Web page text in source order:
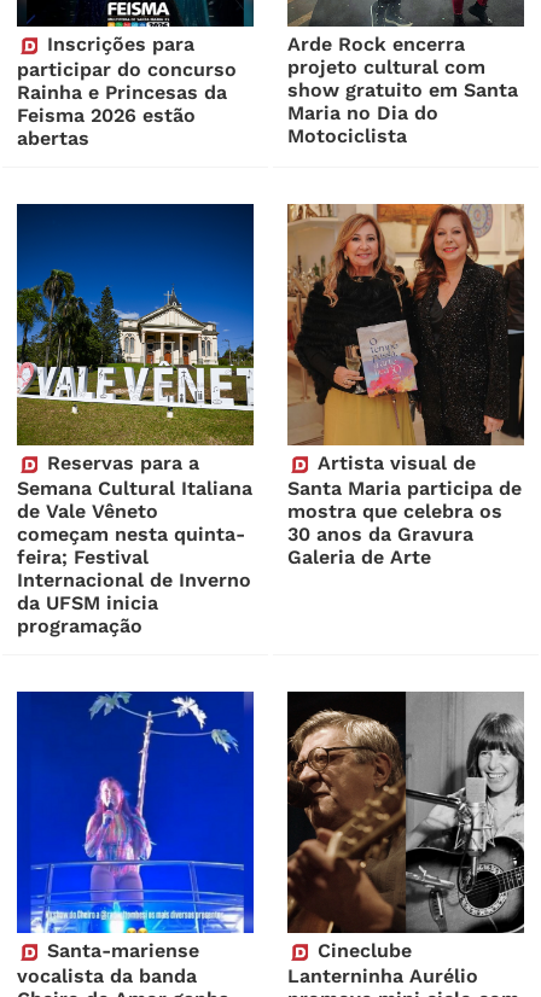
Inscrições para
participar do concurso
Rainha e Princesas da
Feisma 2026 estão
abertas
Arde Rock encerra
projeto cultural com
show gratuito em Santa
Maria no Dia do
Motociclista
Reservas para a
Semana Cultural Italiana
de Vale Vêneto
começam nesta quinta-
feira; Festival
Internacional de Inverno
da UFSM inicia
programação
Artista visual de
Santa Maria participa de
mostra que celebra os
30 anos da Gravura
Galeria de Arte
Santa-mariense
vocalista da banda
Cineclube
Lanterninha Aurélio